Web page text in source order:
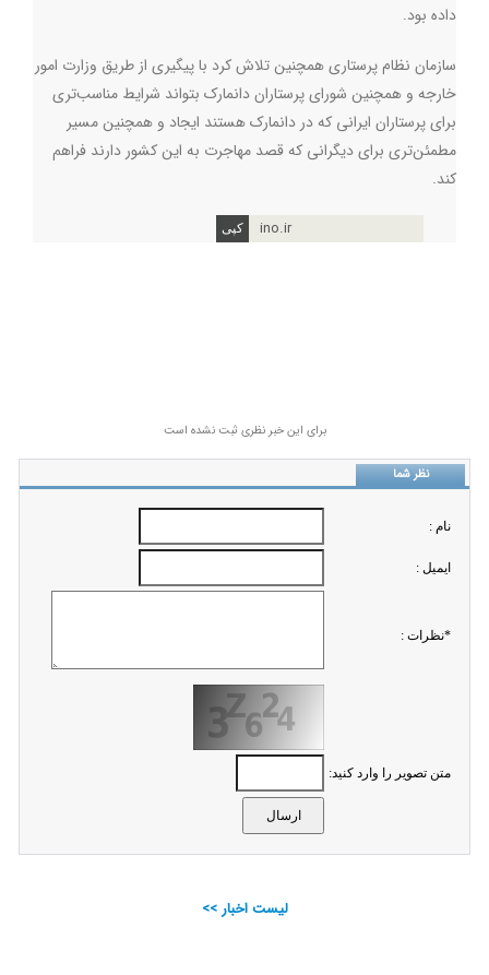
داده بود.
سازمان نظام پرستاری همچنین تلاش کرد با پیگیری از طریق وزارت امور
خارجه و همچنین شورای پرستاران دانمارک بتواند شرایط مناسب‌تری
برای پرستاران ایرانی که در دانمارک هستند ایجاد و همچنین مسیر
مطمئن‌تری برای دیگرانی که قصد مهاجرت به این کشور دارند فراهم
کند.
ino.ir
برای این خبر نظری ثبت نشده است
نظر شما
نام :
ايميل :
*نظرات :
متن تصویر را وارد کنید:
لیست اخبار >>